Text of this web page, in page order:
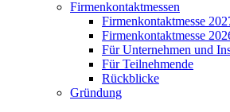
Firmenkontaktmessen
Firmenkontaktmesse
Firmenkontaktmesse
Für Unternehmen und
Für Teilnehmende
Rückblicke
Gründung